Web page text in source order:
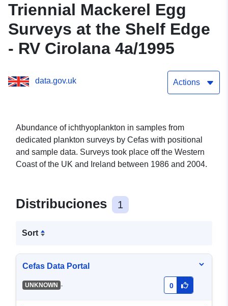
Triennial Mackerel Egg
Surveys at the Shelf Edge
- RV Cirolana 4a/1995
data.gov.uk Actions
Abundance of ichthyoplankton in samples from
dedicated plankton surveys by Cefas with positional
and sample data. Surveys took place off the Western
Coast of the UK and Ireland between 1986 and 2004.
Distribuciones 1
Sort
Cefas Data Portal
UNKNOWN - 0